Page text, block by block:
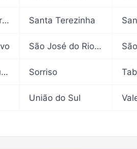
Santa Rita do Trivelato Santa Terezinha
São José do Rio Claro
Serra Nova Dourada Sorriso
União do Sul